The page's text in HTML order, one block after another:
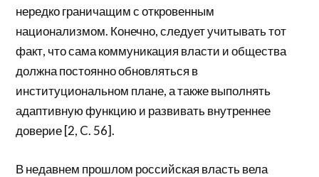
нередко граничащим с откровенным
национализмом. Конечно, следует учитывать тот
факт, что сама коммуникация власти и общества
должна постоянно обновляться в
институциональном плане, а также выполнять
адаптивную функцию и развивать внутреннее
доверие [2, C. 56].
В недавнем прошлом российская власть вела